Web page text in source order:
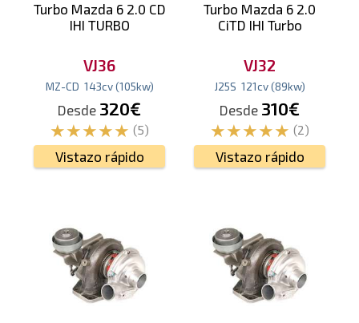
Turbo Mazda 6 2.0 CD
IHI TURBO
VJ36
MZ-CD 143cv (105kw)
Desde 320€
(5)
Vistazo rápido
Turbo Mazda 6 2.0
CiTD IHI Turbo
VJ32
J25S 121cv (89kw)
Desde 310€
(2)
Vistazo rápido